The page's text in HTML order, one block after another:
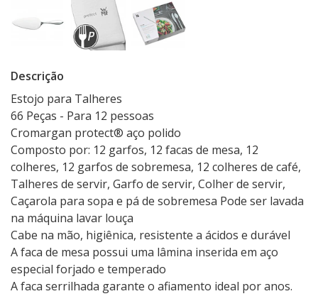
Descrição
Estojo para Talheres
66 Peças - Para 12 pessoas
Cromargan protect® aço polido
Composto por: 12 garfos, 12 facas de mesa, 12
colheres, 12 garfos de sobremesa, 12 colheres de café,
Talheres de servir, Garfo de servir, Colher de servir,
Caçarola para sopa e pá de sobremesa Pode ser lavada
na máquina lavar louça
Cabe na mão, higiênica, resistente a ácidos e durável
A faca de mesa possui uma lâmina inserida em aço
especial forjado e temperado
A faca serrilhada garante o afiamento ideal por anos.